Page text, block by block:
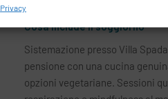
Privacy
Cosa include il soggiorno
Sistemazione presso Villa
pensione con una cucina
opzioni vegetariane. Sessioni